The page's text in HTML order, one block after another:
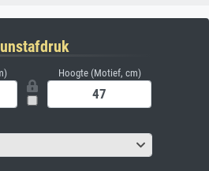
Hoogte (Motief, cm)